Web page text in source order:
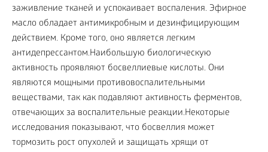
заживление тканей и успокаивает воспаления. Эфирное
масло обладает антимикробным и дезинфицирующим
действием. Кроме того, оно является легким
антидепрессантом.Наибольшую биологическую
активность проявляют босвеллиевые кислоты. Они
являются мощными противовоспалительными
веществами, так как подавляют активность ферментов,
отвечающих за воспалительные реакции.Некоторые
исследования показывают, что босвеллия может
тормозить рост опухолей и защищать хрящи от